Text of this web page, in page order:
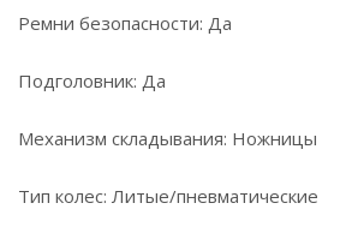
Ремни безопасности: Да
Подголовник: Да
Механизм складывания: Ножницы
Тип колес: Литые/пневматические